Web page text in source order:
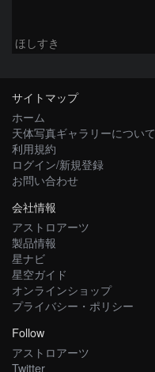
ほしすき
サイトマップ
ホーム
天体写真ギャラリーについて
利用規約
ログイン/新規登録
お問い合わせ
会社情報
アストロアーツ
製品情報
星ナビ
星空ガイド
オンラインショップ
プライバシー・ポリシー
Follow
アストロアーツ
Twitter